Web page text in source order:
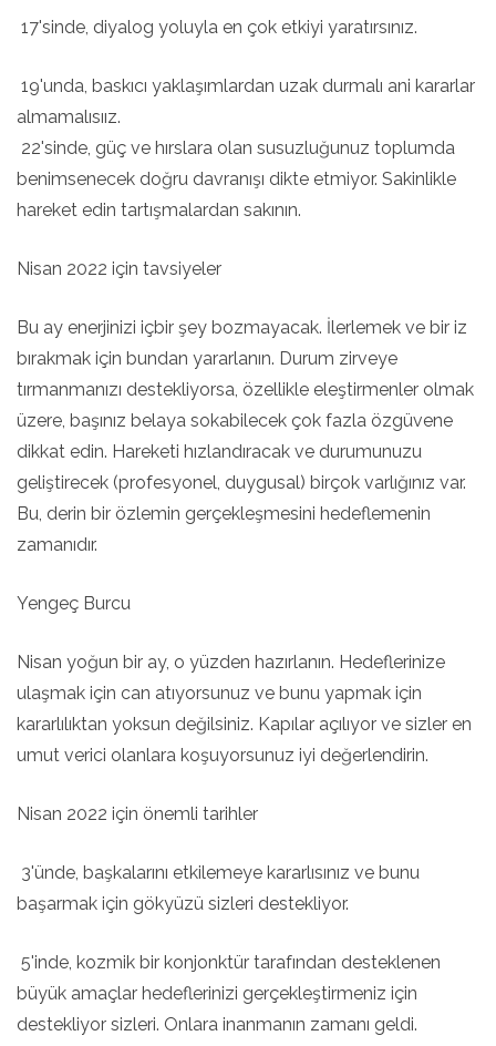
17'sinde, diyalog yoluyla en çok etkiyi yaratırsınız.
19'unda, baskıcı yaklaşımlardan uzak durmalı ani kararlar
almamalısıız.
22'sinde, güç ve hırslara olan susuzluğunuz toplumda
benimsenecek doğru davranışı dikte etmiyor. Sakinlikle
hareket edin tartışmalardan sakının.
Nisan 2022 için tavsiyeler
Bu ay enerjinizi içbir şey bozmayacak. İlerlemek ve bir iz
bırakmak için bundan yararlanın. Durum zirveye
tırmanmanızı destekliyorsa, özellikle eleştirmenler olmak
üzere, başınız belaya sokabilecek çok fazla özgüvene
dikkat edin. Hareketi hızlandıracak ve durumunuzu
geliştirecek (profesyonel, duygusal) birçok varlığınız var.
Bu, derin bir özlemin gerçekleşmesini hedeflemenin
zamanıdır.
Yengeç Burcu
Nisan yoğun bir ay, o yüzden hazırlanın. Hedeflerinize
ulaşmak için can atıyorsunuz ve bunu yapmak için
kararlılıktan yoksun değilsiniz. Kapılar açılıyor ve sizler en
umut verici olanlara koşuyorsunuz iyi değerlendirin.
Nisan 2022 için önemli tarihler
3'ünde, başkalarını etkilemeye kararlısınız ve bunu
başarmak için gökyüzü sizleri destekliyor.
5'inde, kozmik bir konjonktür tarafından desteklenen
büyük amaçlar hedeflerinizi gerçekleştirmeniz için
destekliyor sizleri. Onlara inanmanın zamanı geldi.